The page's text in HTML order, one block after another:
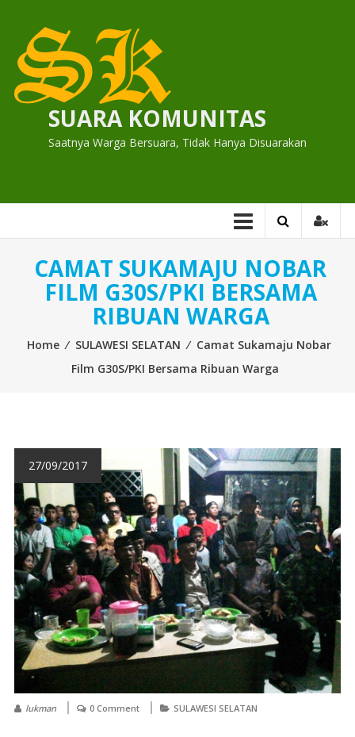
content
SUARA KOMUNITAS
Saatnya Warga Bersuara, Tidak Hanya Disuarakan
CAMAT SUKAMAJU NOBAR
FILM G30S/PKI BERSAMA
RIBUAN WARGA
Home ⁄ SULAWESI SELATAN ⁄ Camat Sukamaju Nobar
Film G30S/PKI Bersama Ribuan Warga
27/09/2017
lukman 0 Comment SULAWESI SELATAN